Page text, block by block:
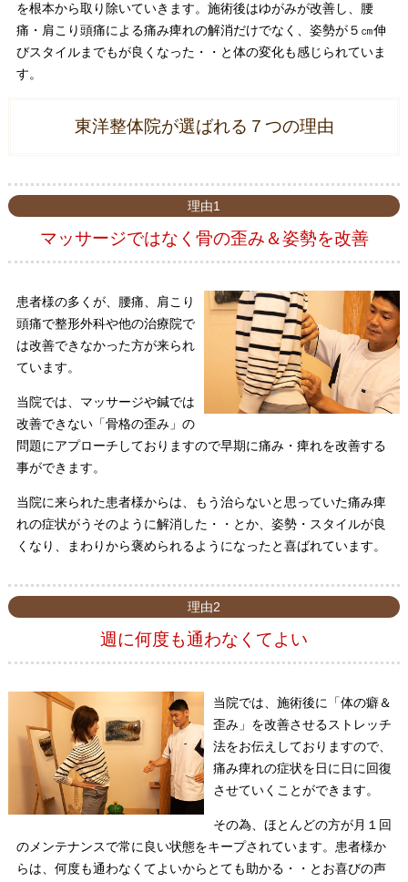
を根本から取り除いていきます。施術後はゆがみが改善し、腰
痛・肩こり頭痛による痛み痺れの解消だけでなく、姿勢が５㎝伸
びスタイルまでもが良くなった・・と体の変化も感じられていま
す。
東洋整体院が選ばれる７つの理由
理由1
マッサージではなく骨の歪み＆姿勢を改善
患者様の多くが、腰痛、肩こり
頭痛で整形外科や他の治療院で
は改善できなかった方が来られ
ています。
当院では、マッサージや鍼では
改善できない「骨格の歪み」の
問題にアプローチしておりますので早期に痛み・痺れを改善する
事ができます。
当院に来られた患者様からは、もう治らないと思っていた痛み痺
れの症状がうそのように解消した・・とか、姿勢・スタイルが良
くなり、まわりから褒められるようになったと喜ばれています。
理由2
週に何度も通わなくてよい
当院では、施術後に「体の癖＆
歪み」を改善させるストレッチ
法をお伝えしておりますので、
痛み痺れの症状を日に日に回復
させていくことができます。
その為、ほとんどの方が月１回
のメンテナンスで常に良い状態をキープされています。患者様か
らは、何度も通わなくてよいからとても助かる・・とお喜びの声